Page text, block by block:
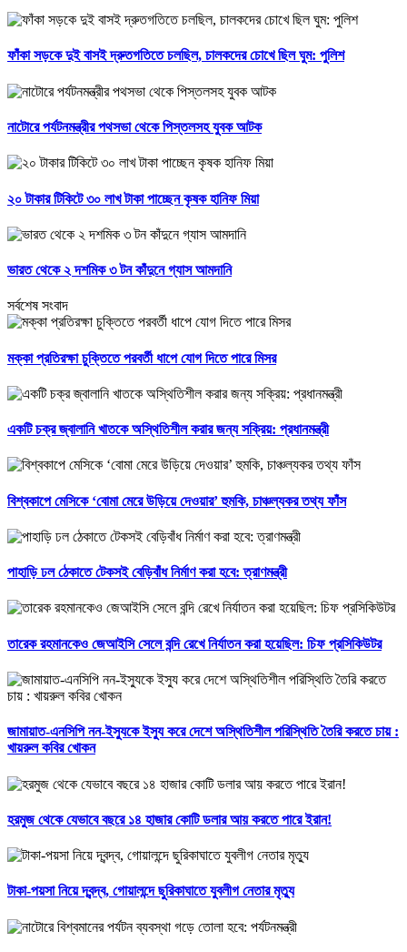
ফাঁকা সড়কে দুই বাসই দ্রুতগতিতে চলছিল, চালকদের চোখে ছিল ঘুম: পুলিশ
নাটোরে পর্যটনমন্ত্রীর পথসভা থেকে পিস্তলসহ যুবক আটক
২০ টাকার টিকিটে ৩০ লাখ টাকা পাচ্ছেন কৃষক হানিফ মিয়া
ভারত থেকে ২ দশমিক ৩ টন কাঁদুনে গ্যাস আমদানি
সর্বশেষ সংবাদ
মক্কা প্রতিরক্ষা চুক্তিতে পরবর্তী ধাপে যোগ দিতে পারে মিসর
একটি চক্র জ্বালানি খাতকে অস্থিতিশীল করার জন্য সক্রিয়: প্রধানমন্ত্রী
বিশ্বকাপে মেসিকে ‘বোমা মেরে উড়িয়ে দেওয়ার’ হুমকি, চাঞ্চল্যকর তথ্য ফাঁস
পাহাড়ি ঢল ঠেকাতে টেকসই বেড়িবাঁধ নির্মাণ করা হবে: ত্রাণমন্ত্রী
তারেক রহমানকেও জেআইসি সেলে বন্দি রেখে নির্যাতন করা হয়েছিল: চিফ প্রসিকিউটর
জামায়াত-এনসিপি নন-ইস্যুকে ইস্যু করে দেশে অস্থিতিশীল পরিস্থিতি তৈরি করতে চায় :
খায়রুল কবির খোকন
হরমুজ থেকে যেভাবে বছরে ১৪ হাজার কোটি ডলার আয় করতে পারে ইরান!
টাকা-পয়সা নিয়ে দ্বন্দ্ব, গোয়ালন্দে ছুরিকাঘাতে যুবলীগ নেতার মৃত্যু